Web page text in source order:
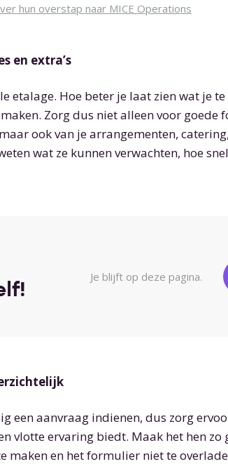
hun overstap naar MICE Operations
en extra’s
etalage. Hoe beter je laat zien wat je
Zorg dus niet alleen voor goede
ook van je arrangementen,
wat ze kunnen verwachten, hoe
Je blijft op deze pagina.
een aanvraag indienen, dus zorg
vlotte ervaring biedt. Maak het hen
maken en het formulier niet te